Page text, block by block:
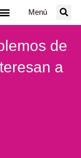
Menú
de
a